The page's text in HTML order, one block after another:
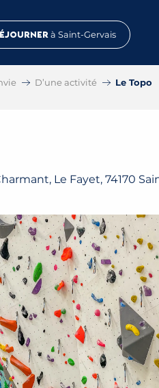
à Saint-Gervais
D’une activité Le Topo
Le Fayet, 74170